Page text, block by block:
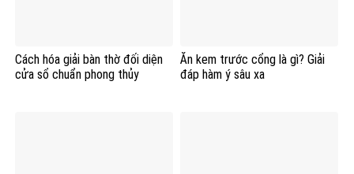
Cách hóa giải bàn thờ đối diện
cửa sổ chuẩn phong thủy
Ăn kem trước cổng là gì? Giải
đáp hàm ý sâu xa